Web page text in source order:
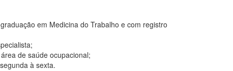
em Medicina do Trabalho e com registro
de saúde ocupacional;
à sexta.